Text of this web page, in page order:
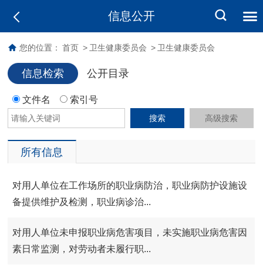
信息公开
您的位置： 首页 > 卫生健康委员会 > 卫生健康委员会
信息检索 公开目录
文件名 索引号
搜索 高级搜索
所有信息
对用人单位在工作场所的职业病防治，职业病防护设施设
备提供维护及检测，职业病诊治...
对用人单位未申报职业病危害项目，未实施职业病危害因
素日常监测，对劳动者未履行职...